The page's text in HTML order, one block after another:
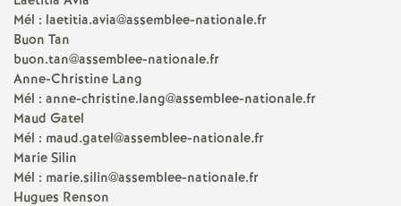
n
Mél : laetitia.avia@assemblee-nationale.fr
Buon Tan
buon.tan@assemblee-nationale.fr
Anne-Christine Lang
Mél : anne-christine.lang@assemblee-nationale.fr
Maud Gatel
Mél : maud.gatel@assemblee-nationale.fr
Marie Silin
Mél : marie.silin@assemblee-nationale.fr
Hugues Renson